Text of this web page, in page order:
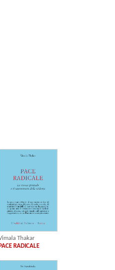
Thakar
PACE RADICALE